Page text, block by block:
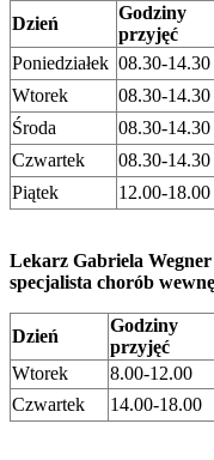
Dzień
Godziny
przyjęć
Poniedziałek 08.30-14.30
Wtorek
08.30-14.30
Środa
08.30-14.30
Czwartek
08.30-14.30
Piątek
12.00-18.00
Lekarz Gabriela Wegner
specjalista chorób
Dzień
Godziny
przyjęć
Wtorek
8.00-12.00
Czwartek
14.00-18.00